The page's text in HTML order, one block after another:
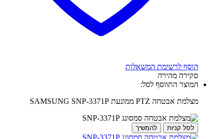
הוסף לרשימת המשאלות
סקירה מהירה
המוצר התווסף לסל:
מצלמת אבטחה PTZ ממונעת SAMSUNG SNP-3371P
לסל קניות להמשיך